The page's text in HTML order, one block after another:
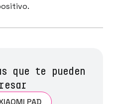
que te pueden
PAD